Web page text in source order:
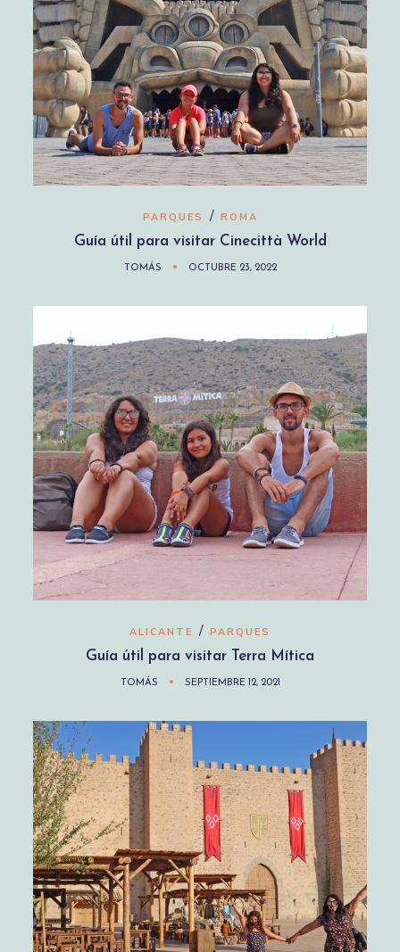
PARQUES / ROMA
Guía útil para visitar Cinecittà World
TOMÁS OCTUBRE 23, 2022
ALICANTE / PARQUES
Guía útil para visitar Terra Mítica
TOMÁS SEPTIEMBRE 12, 2021